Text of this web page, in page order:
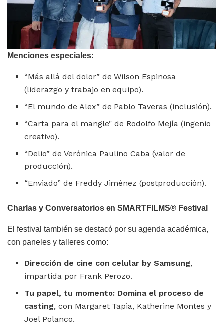
Menciones especiales:
“Más allá del dolor” de Wilson Espinosa
(liderazgo y trabajo en equipo).
“El mundo de Alex” de Pablo Taveras (inclusión).
“Carta para el mangle” de Rodolfo Mejía (ingenio
creativo).
“Delio” de Verónica Paulino Caba (valor de
producción).
“Enviado” de Freddy Jiménez (postproducción).
Charlas y Conversatorios en SMARTFILMS®️ Festival
El festival también se destacó por su agenda académica,
con paneles y talleres como:
Dirección de cine con celular by Samsung,
impartida por Frank Perozo.
Tu papel, tu momento: Domina el proceso de
casting, con Margaret Tapia, Katherine Montes y
Joel Polanco.